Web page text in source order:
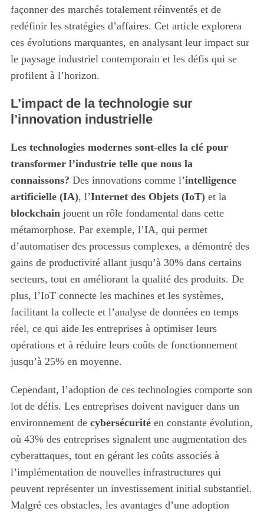
façonner des marchés totalement réinventés et de
redéfinir les stratégies d’affaires. Cet article explorera
ces évolutions marquantes, en analysant leur impact sur
le paysage industriel contemporain et les défis qui se
profilent à l’horizon.
L’impact de la technologie sur
l’innovation industrielle
Les technologies modernes sont-elles la clé pour
transformer l’industrie telle que nous la
connaissons? Des innovations comme l’intelligence
artificielle (IA), l’Internet des Objets (IoT)et la
blockchainjouent un rôle fondamental dans cette
métamorphose. Par exemple, l’IA, qui permet
d’automatiser des processus complexes, a démontré des
gains de productivité allant jusqu’à 30% dans certains
secteurs, tout en améliorant la qualité des produits. De
plus, l’IoT connecte les machines et les systèmes,
facilitant la collecte et l’analyse de données en temps
réel, ce qui aide les entreprises à optimiser leurs
opérations et à réduire leurs coûts de fonctionnement
jusqu’à 25% en moyenne.
Cependant, l’adoption de ces technologies comporte son
lot de défis. Les entreprises doivent naviguer dans un
environnement de cybersécuritéen constante évolution,
où 43% des entreprises signalent une augmentation des
cyberattaques, tout en gérant les coûts associés à
l’implémentation de nouvelles infrastructures qui
peuvent représenter un investissement initial substantiel.
Malgré ces obstacles, les avantages d’une adoption